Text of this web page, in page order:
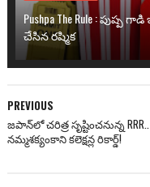
Pushpa The Rule :
చేసిన రష్మిక
PREVIOUS
జపాన్‌లో చరిత్ర సృష్టించనున్న RRR..
నమ్మశక్యంకాని కలెక్షన్ల రికార్డ్!